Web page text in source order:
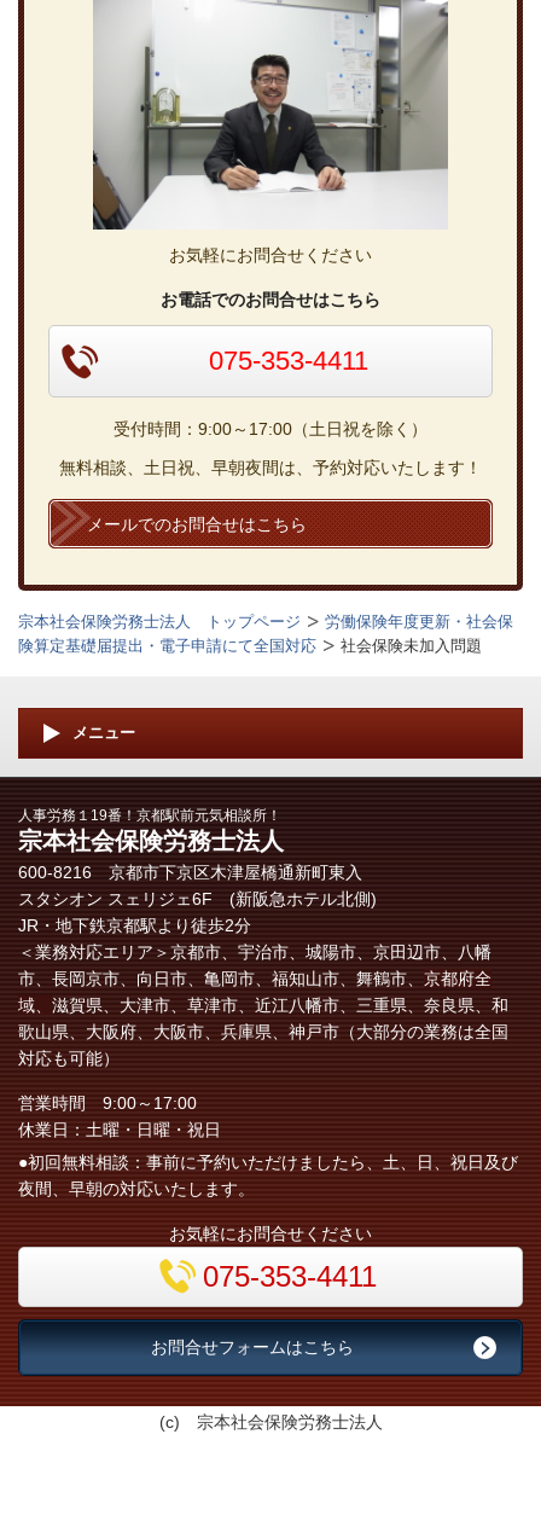
お気軽にお問合せください
お電話でのお問合せはこちら
075-353-4411
受付時間：9:00～17:00（土日祝を除く）
無料相談、土日祝、早朝夜間は、予約対応いたします！
メールでのお問合せはこちら
宗本社会保険労務士法人 トップページ
労働保険年度更新・社会保
険算定基礎届提出・電子申請にて全国対応
社会保険未加入問題
メニュー
人事労務１19番！京都駅前元気相談所！
宗本社会保険労務士法人
600-8216 京都市下京区木津屋橋通新町東入
スタシオン スェリジェ6F (新阪急ホテル北側)
JR・地下鉄京都駅より徒歩2分
＜業務対応エリア＞京都市、宇治市、城陽市、京田辺市、八幡
市、長岡京市、向日市、亀岡市、福知山市、舞鶴市、 京都府全
域、 滋賀県、大津市、草津市、近江八幡市、三重県、奈良県、和
歌山県、大阪府、大阪市、兵庫県、神戸市（大部分の業務は全国
対応も可能）
営業時間 9:00～17:00
休業日：土曜・日曜・祝日
●初回無料相談：事前に予約いただけましたら、土、日、祝日及び
夜間、早朝の対応いたします。
お気軽にお問合せください
075-353-4411
お問合せフォームはこちら
(c) 宗本社会保険労務士法人